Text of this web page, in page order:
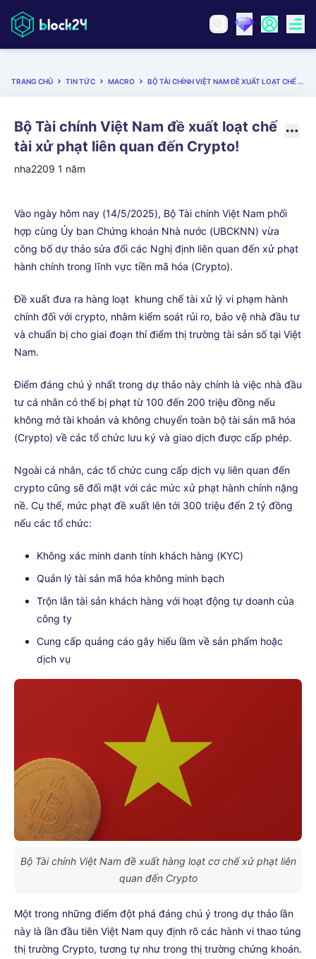
TRANG CHỦ TIN TỨC MACRO BỘ TÀI CHÍNH VIỆT NAM ĐỀ XUẤT LOẠT CHẾ TÀI XỬ PHẠT LIÊN QUAN ĐẾN CRYPTO!
Bộ Tài chính Việt Nam đề xuất loạt chế
tài xử phạt liên quan đến Crypto!
nha2209 1 năm
Vào ngày hôm nay (14/5/2025), Bộ Tài chính Việt Nam phối
hợp cùng Ủy ban Chứng khoán Nhà nước (UBCKNN) vừa
công bố dự thảo sửa đổi các Nghị định liên quan đến xử phạt
hành chính trong lĩnh vực tiền mã hóa (Crypto).
Đề xuất đưa ra hàng loạt khung chế tài xử lý vi phạm hành
chính đối với crypto, nhằm kiểm soát rủi ro, bảo vệ nhà đầu tư
và chuẩn bị cho giai đoạn thí điểm thị trường tài sản số tại Việt
Nam.
Điểm đáng chú ý nhất trong dự thảo này chính là việc nhà đầu
tư cá nhân có thể bị phạt từ 100 đến 200 triệu đồng nếu
không mở tài khoản và không chuyển toàn bộ tài sản mã hóa
(Crypto) về các tổ chức lưu ký và giao dịch được cấp phép.
Ngoài cá nhân, các tổ chức cung cấp dịch vụ liên quan đến
crypto cũng sẽ đối mặt với các mức xử phạt hành chính nặng
nề. Cụ thể, mức phạt đề xuất lên tới 300 triệu đến 2 tỷ đồng
nếu các tổ chức:
Không xác minh danh tính khách hàng (KYC)
Quản lý tài sản mã hóa không minh bạch
Trộn lẫn tài sản khách hàng với hoạt động tự doanh của
công ty
Cung cấp quảng cáo gây hiểu lầm về sản phẩm hoặc
dịch vụ
Bộ Tài chính Việt Nam đề xuất hàng loạt cơ chế xử phạt liên
quan đến Crypto
Một trong những điểm đột phá đáng chú ý trong dự thảo lần
này là lần đầu tiên Việt Nam quy định rõ các hành vi thao túng
thị trường Crypto, tương tự như trong thị trường chứng khoán.